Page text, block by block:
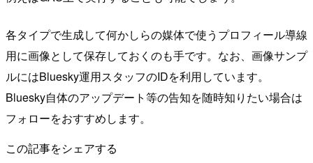
各タイプで生成して何かしらの媒体で使うプロフィール導線
用に画像として保存しておくのも手です。なお、画像サンプ
ルにはBluesky運用スタッフのIDを利用しています。
Bluesky自体のアップデート等の告知を随時知りたい場合は
フォローをおすすめします。
この記事をシェアする